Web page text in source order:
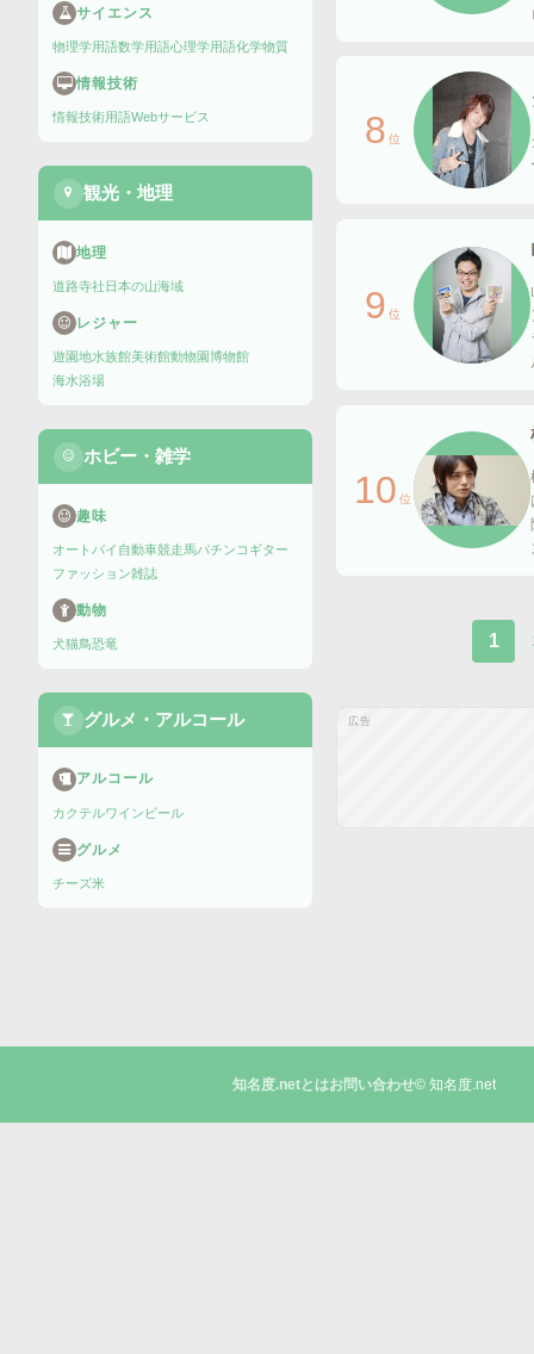
サイエンス
物理学用語数学用語心理学用語化学物質
情報技術
情報技術用語Webサービス
観光・地理
地理
道路寺社 日本の山海域
レジャー
遊園地水族館美術館動物園博物館
海水浴場
ホビー・雑学
趣味
オートバイ 自動車競走馬パチンコ ギター
ファッション雑誌
動物
犬猫鳥恐竜
グルメ・アルコール
アルコール
カクテルワイン ビール
グルメ
チーズ米
8 位
9 位
10 位
1
広告
知名度.netとはお問い合わせ© 知名度.net